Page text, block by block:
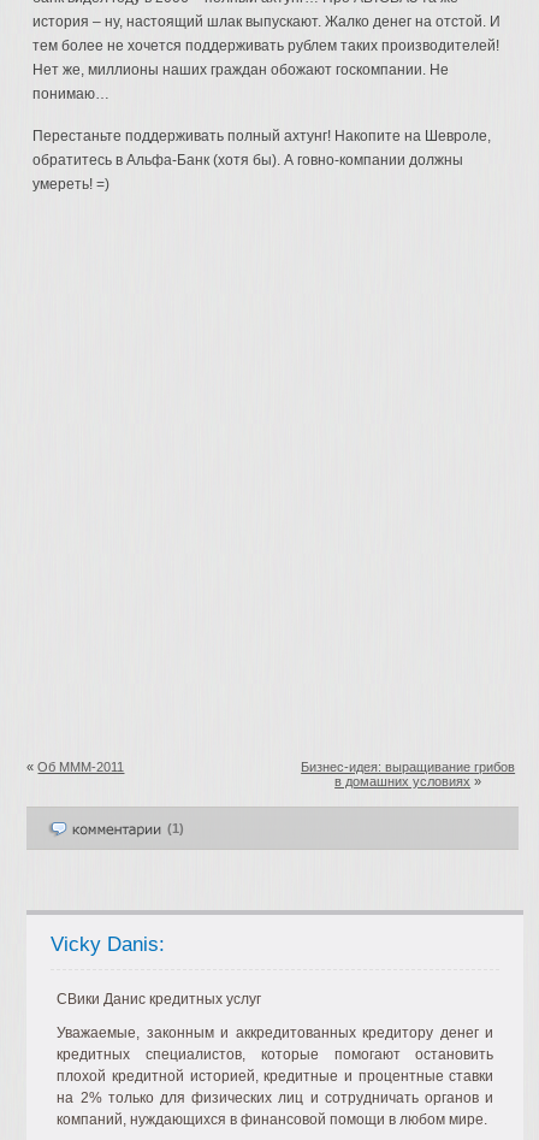
история – ну, настоящий шлак выпускают. Жалко денег на отстой. И
тем более не хочется поддерживать рублем таких производителей!
Нет же, миллионы наших граждан обожают госкомпании. Не
понимаю…
Перестаньте поддерживать полный ахтунг! Накопите на Шевроле,
обратитесь в Альфа-Банк (хотя бы). А говно-компании должны
умереть! =)
«Об МММ-2011
Бизнес-идея: выращивание грибов
в домашних условиях »
(1)
Vicky Danis:
CВики Данис кредитных услуг
Уважаемые, законным и аккредитованных кредитору денег и
кредитных специалистов, которые помогают остановить
плохой кредитной историей, кредитные и процентные ставки
на 2% только для физических лиц и сотрудничать органов и
компаний, нуждающихся в финансовой помощи в любом мире.